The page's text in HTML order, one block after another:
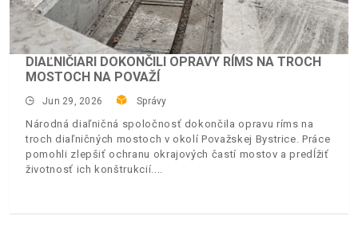
DIAĽNIČIARI DOKONČILI OPRAVY RÍMS NA TROCH
MOSTOCH NA POVAŽÍ
Jun 29, 2026 Správy
Národná diaľničná spoločnosť dokončila opravu ríms na
troch diaľničných mostoch v okolí Považskej Bystrice. Práce
pomohli zlepšiť ochranu okrajových častí mostov a predĺžiť
životnosť ich konštrukcií.